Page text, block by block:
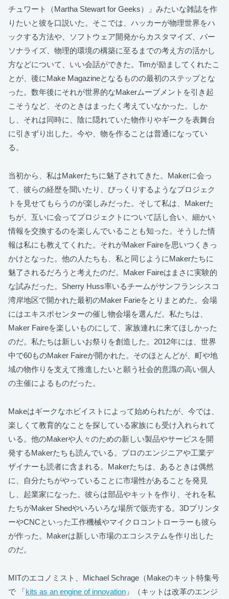
チュワート（Martha Stewart for Geeks）」みたいな雑誌を作
りたいと彼を口説いた。そこでは、ハッカーが物理世界をハ
ックする方法や、ソフトウェア開発からカスタマイズ、パー
ソナライズ、物理的環境の構築に至るまでの考え方の活かし
方などについて、いい会話ができた。Timが励ましてくれたこ
とが、後にMake Magazineとなるものの最初のステップとな
った。数年後にそれが世界的なMakerムーブメントを引き起
こそうなど、そのときはまったく考えていなかった。しか
し、それは同時に、陰に隠れていた物作りやギークを表舞台
に引きずり出した。今や、物を作ることは普通になってい
る。
当初から、私はMakerたちに魅了されてきた。Makerに会っ
て、彼らの経歴を聞いたり、びっくりするようなプロジェク
トを見せてもらうのが楽しみだった。そして私は、Makerた
ちが、互いに会ってプロジェクトについて話し合い、細かい
情報を交換するのを楽しんでいることも知った。そうした情
報は私にも教えてくれた。それがMaker Faireを思いつくきっ
かけとなった。他の人たちも、私と同じようにMakerたちに
魅了されるだろうと考えたのだ。Maker Faireはまさに実験的
な試みだった。Sherry Huss率いるチームがサンフランシスコ
湾岸地区で開かれた最初のMaker Farieをとりまとめた。会場
にはエキスポセンターの催し物会場を選んだ。私たちは、
Maker Faireを楽しいものにして、家族連れに来てほしかった
のだ。私たちは新しいお祭りを創造した。2012年には、世界
中で60ものMaker Faireが開かれた。そのほとんどが、町や地
域の物作りを支えて推進したいと願う社会的意識の高い個人
の主催によるものだった。
Makeはギークなホビイストによって始められたが、今では、
楽しくて教育的なことを探している家族にも受け入れられて
いる。他のMakerや人々のための新しい製品やサービスを開
発するMakerたちも読んでいる。プロのエンジニアや工業デ
ザイナーも読者に含まれる。Makerたちは、あるときは偶然
に、自分たちがやっていることに市場性があることを発見
し、起業家になった。彼らは部品やキットを作り、それを私
たちがMaker Shedやいろいろな場所で販売する。3Dプリンタ
ーやCNCといった工作機械やマイクロコントローラーも彼ら
が作った。Makerは新しい市場のエコシステムを作り出した
のだ。
MITのエコノミスト、Michael Schrage（Makeのキット特集号
で 「kits as an engine of innovation 」（キットは改革のエンジ